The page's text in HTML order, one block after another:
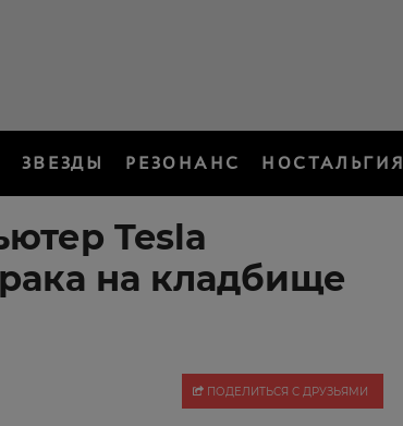
ЗВЕЗДЫ РЕЗОНАНС НОСТАЛЬГИЯ
Tesla
на кладбище
ПОДЕЛИТЬСЯ С ДРУЗЬЯМИ